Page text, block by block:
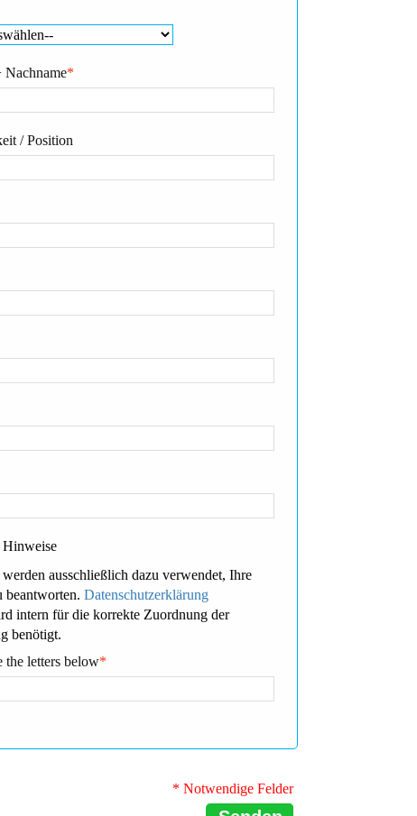
*
Nachname
/ Position
ausschließlich dazu verwendet, Ihre
beantworten. Datenschutzerklärung
intern für die korrekte Zuordnung der
benötigt.
*
the letters below
* Notwendige Felder